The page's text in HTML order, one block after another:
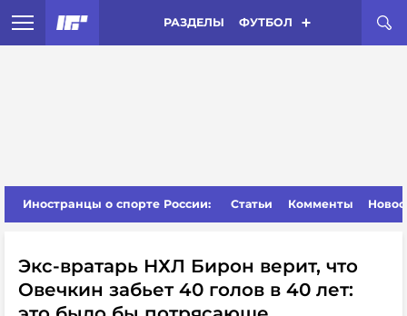
РАЗДЕЛЫ ФУТБОЛ
Иностранцы о спорте России: Статьи Комменты
Экс-вратарь НХЛ Бирон верит, что
Овечкин забьет 40 голов в 40 лет: